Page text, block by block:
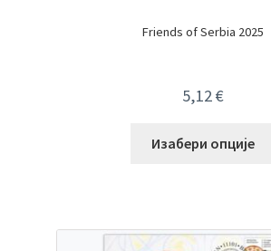
Friends of Serbia 2025
5,12€
Изабери опције